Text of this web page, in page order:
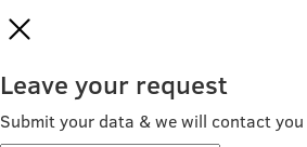
Leave your request
Submit your data & we will contact